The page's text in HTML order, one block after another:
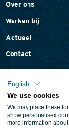
Over ons
Werken bij
Actueel
Contact
Cookieverklaring
Algemene voorwaarden
English
We use cookies
We may place these
show personalised
more information